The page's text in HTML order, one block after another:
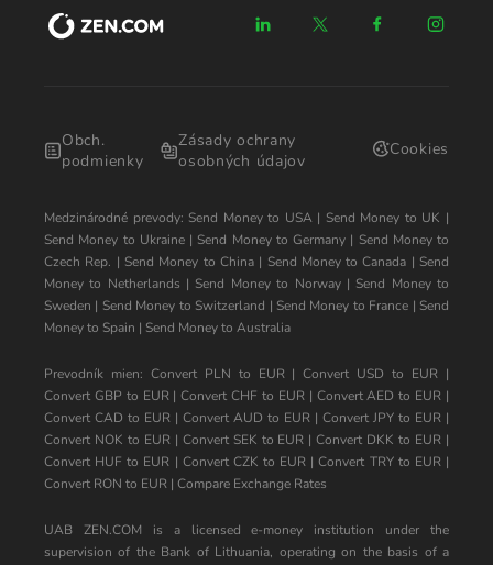
Obch.
podmienky
Zásady ochrany
osobných údajov
Cookies
Medzinárodné prevody: Send Money to USA| Send Money to UK |
Send Money to Ukraine| Send Money to Germany | Send Money to
Czech Rep. | Send Money to China| Send Money to Canada | Send
Money to Netherlands | Send Money to Norway| Send Money to
Sweden | Send Money to Switzerland | Send Money to France | Send
Money to Spain | Send Money to Australia
Prevodník mien: Convert PLN to EUR|Convert USD to EUR |
Convert GBP to EUR|Convert CHF to EUR| Convert AED to EUR |
Convert CAD to EUR | Convert AUD to EUR | Convert JPY to EUR |
Convert NOK to EUR| Convert SEK to EUR |Convert DKK to EUR |
Convert HUF to EUR | Convert CZK to EUR |Convert TRY to EUR|
Convert RON to EUR | Compare Exchange Rates
UAB ZEN.COM is a licensed e-money institution under the
supervision of the Bank of Lithuania, operating on the basis of a